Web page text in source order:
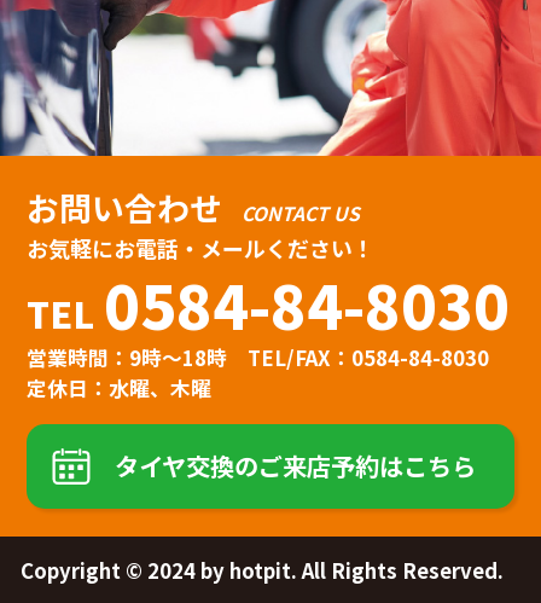
お問い合わせ CONTACT US
お気軽にお電話・メールください！
TEL 0584-84-8030
営業時間：9時〜18時
TEL/FAX：0584-84-8030
定休日：水曜、木曜
タイヤ交換のご来店予約はこちら
Copyright © 2024 by hotpit. All Rights Reserved.